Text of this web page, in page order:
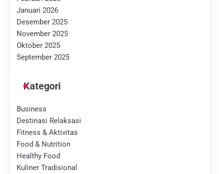
Januari 2026
Desember 2025
November 2025
Oktober 2025
September 2025
Kategori
Business
Destinasi Relaksasi
Fitness & Aktivitas
Food & Nutrition
Healthy Food
Kuliner Tradisional